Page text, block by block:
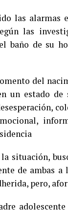
las
las
baño de su
del
un estado
situación,
de ambas a
pero,